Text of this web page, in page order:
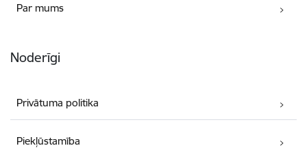
Par mums
Noderīgi
Privātuma politika
Piekļūstamība